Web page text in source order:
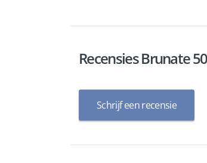
Recensies Brunate
Schrijf een recensie